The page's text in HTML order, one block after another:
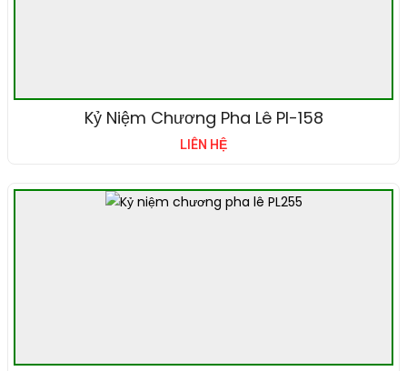
Kỷ Niệm Chương Pha Lê Pl-158
LIÊN HỆ